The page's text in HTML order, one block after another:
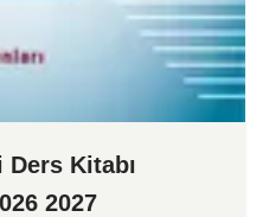
Ders Kitabı
2027